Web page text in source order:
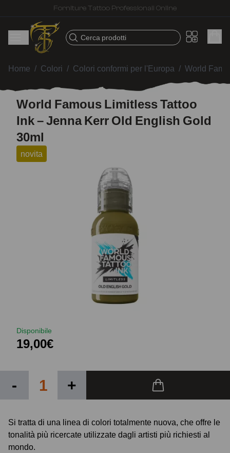
Spedizione veloce – Prodotti selezionati per tatuatori
Cerca prodotti
Home / Colori / Colori conformi per l'Europa / World
World Famous Limitless Tattoo
Ink – Jenna Kerr Old English Gold
30ml
novita
Disponibile
19,00€
- +
Si tratta di una linea di colori totalmente nuova, che offre le
tonalità più ricercate utilizzate dagli artisti più richiesti al
mondo.